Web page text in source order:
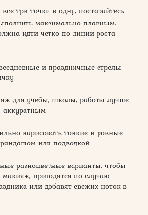
три точки в одну, постарайтесь
максимально плавным.
идти четко по линии роста
и праздничные стрелы
для учебы, школы, работы лучше
аккуратным
нарисовать тонкие и ровные
или подводкой
разноцветные варианты, чтобы
макияж, пригодятся по случаю
или добавят свежих ноток в